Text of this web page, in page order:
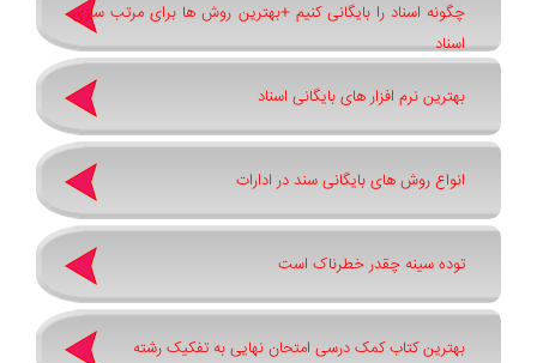
چگونه اسناد را بایگانی کنیم +بهترین روش ‌ها برای مرتب ‌سازی
اسناد
بهترین نرم ‌افزار های بایگانی اسناد
انواع روش های بایگانی سند در ادارات
توده سینه چقدر خطرناک است
بهترین کتاب کمک درسی امتحان نهایی به تفکیک رشته